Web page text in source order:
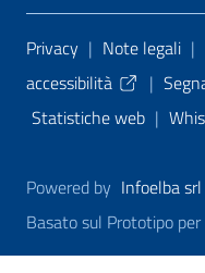
Sezione Link
Privacy | Note legali |
accessibilità
|
Statistiche web |
Powered by Infoelba srl
Basato sul Prototipo